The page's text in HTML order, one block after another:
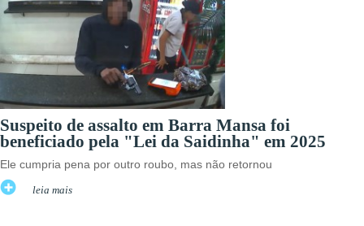
Suspeito de assalto em Barra Mansa foi
beneficiado pela "Lei da Saidinha" em 2025
Ele cumpria pena por outro roubo, mas não retornou
leia mais